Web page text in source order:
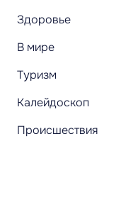
Здоровье
В мире
Туризм
Калейдоскоп
Происшествия